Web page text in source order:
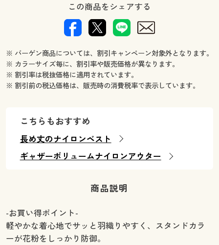
この商品をシェアする
※ バーゲン商品については、割引キャンペーン対象外となります。
※ カラーサイズ毎に、割引率や販売価格が異なります。
※ 割引率は税抜価格に適用されています。
※ 割引前の税込価格は、販売時の消費税率で表示しています。
こちらもおすすめ
長め丈のナイロンベスト
ギャザーボリュームナイロンアウター
商品説明
-お買い得ポイント-
軽やかな着心地でサッと羽織りやすく、スタンドカラ
ーが花粉をしっかり防御。